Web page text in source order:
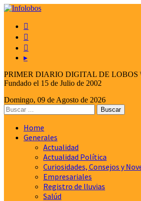



▸
PRIMER DIARIO DIGITAL DE LOBOS
Fundado el 15 de Julio de 2002
Domingo, 09 de Agosto de 2026
Home
Generales
Actualidad
Actualidad Política
Curiosidades, Consejos y
Empresariales
Registro de lluvias
Salúd